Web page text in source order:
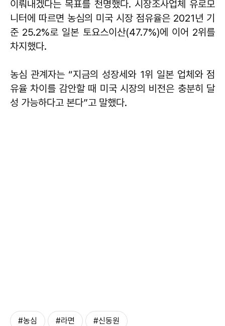
이뤄내겠다는 목표를 천명했다. 시장조사업체 유로모
니터에 따르면 농심의 미국 시장 점유율은 2021년 기
준 25.2%로 일본 토요스이산(47.7%)에 이어 2위를
차지했다.
농심 관계자는 “지금의 성장세와 1위 일본 업체와 점
유율 차이를 감안할 때 미국 시장의 비전은 충분히 달
성 가능하다고 본다”고 말했다.
#농심 #라면 #신동원